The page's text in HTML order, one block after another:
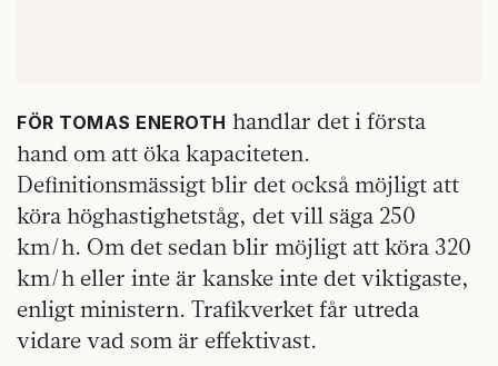
FÖR TOMAS ENEROTH handlar det i första
hand om att öka kapaciteten.
Definitionsmässigt blir det också möjligt att
köra höghastighetståg, det vill säga 250
km/h. Om det sedan blir möjligt att köra 320
km/h eller inte är kanske inte det viktigaste,
enligt ministern. Trafikverket får utreda
vidare vad som är effektivast.